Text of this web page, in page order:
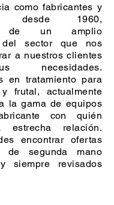
como fabricantes y
desde 1960,
de un amplio
del sector que nos
a nuestros clientes
necesidades.
en tratamiento para
frutal, actualmente
la gama de equipos
con quién
estrecha relación.
encontrar ofertas
de segunda mano
siempre revisados